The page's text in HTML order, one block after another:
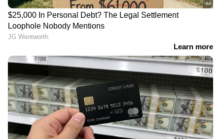
തൃണമൂൽ കോൺ​
ഗ്രസിന്റെ 440 കോടി
രൂപയുടെ ബാങ്ക്
ഇഡി; നടപടി കള്ളപ്പണം
വെളുപ്പിക്കൽ കേസിൽ
അമ്മ വീട്ടിൽ നിൽക്കാൻ
ചെയ്യുകയും ഫോണ്‍
ഉപയോഗം കുറയ്ക്കാൻ
ഉപദേശിച്ചതും വിനയായി,
കുട്ടി ജീവനൊടുക്കി